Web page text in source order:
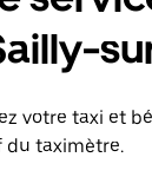
votre taxi et
du taximètre.